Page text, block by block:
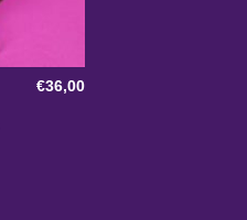
€36,00